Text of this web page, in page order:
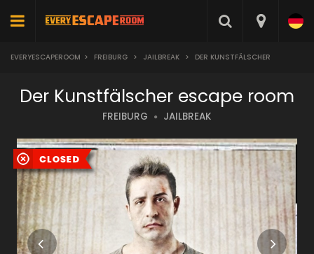
EVERYESCAPEROOM > FREIBURG > JAILBREAK > DER KUNSTFÄLSCHER
Der Kunstfälscher escape room
FREIBURG JAILBREAK